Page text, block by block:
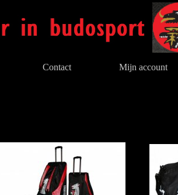
Contact Mijn account